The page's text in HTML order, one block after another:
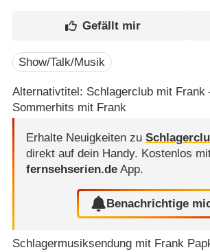
Show/Talk/Musik
Alternativtitel: Schlagerclub mit Frank
Sommerhits mit Frank
Erhalte Neuigkeiten zu
direkt auf dein Handy. Kostenlos
fernsehserien.deApp.
Benachrichtige
Schlagermusiksendung mit Frank